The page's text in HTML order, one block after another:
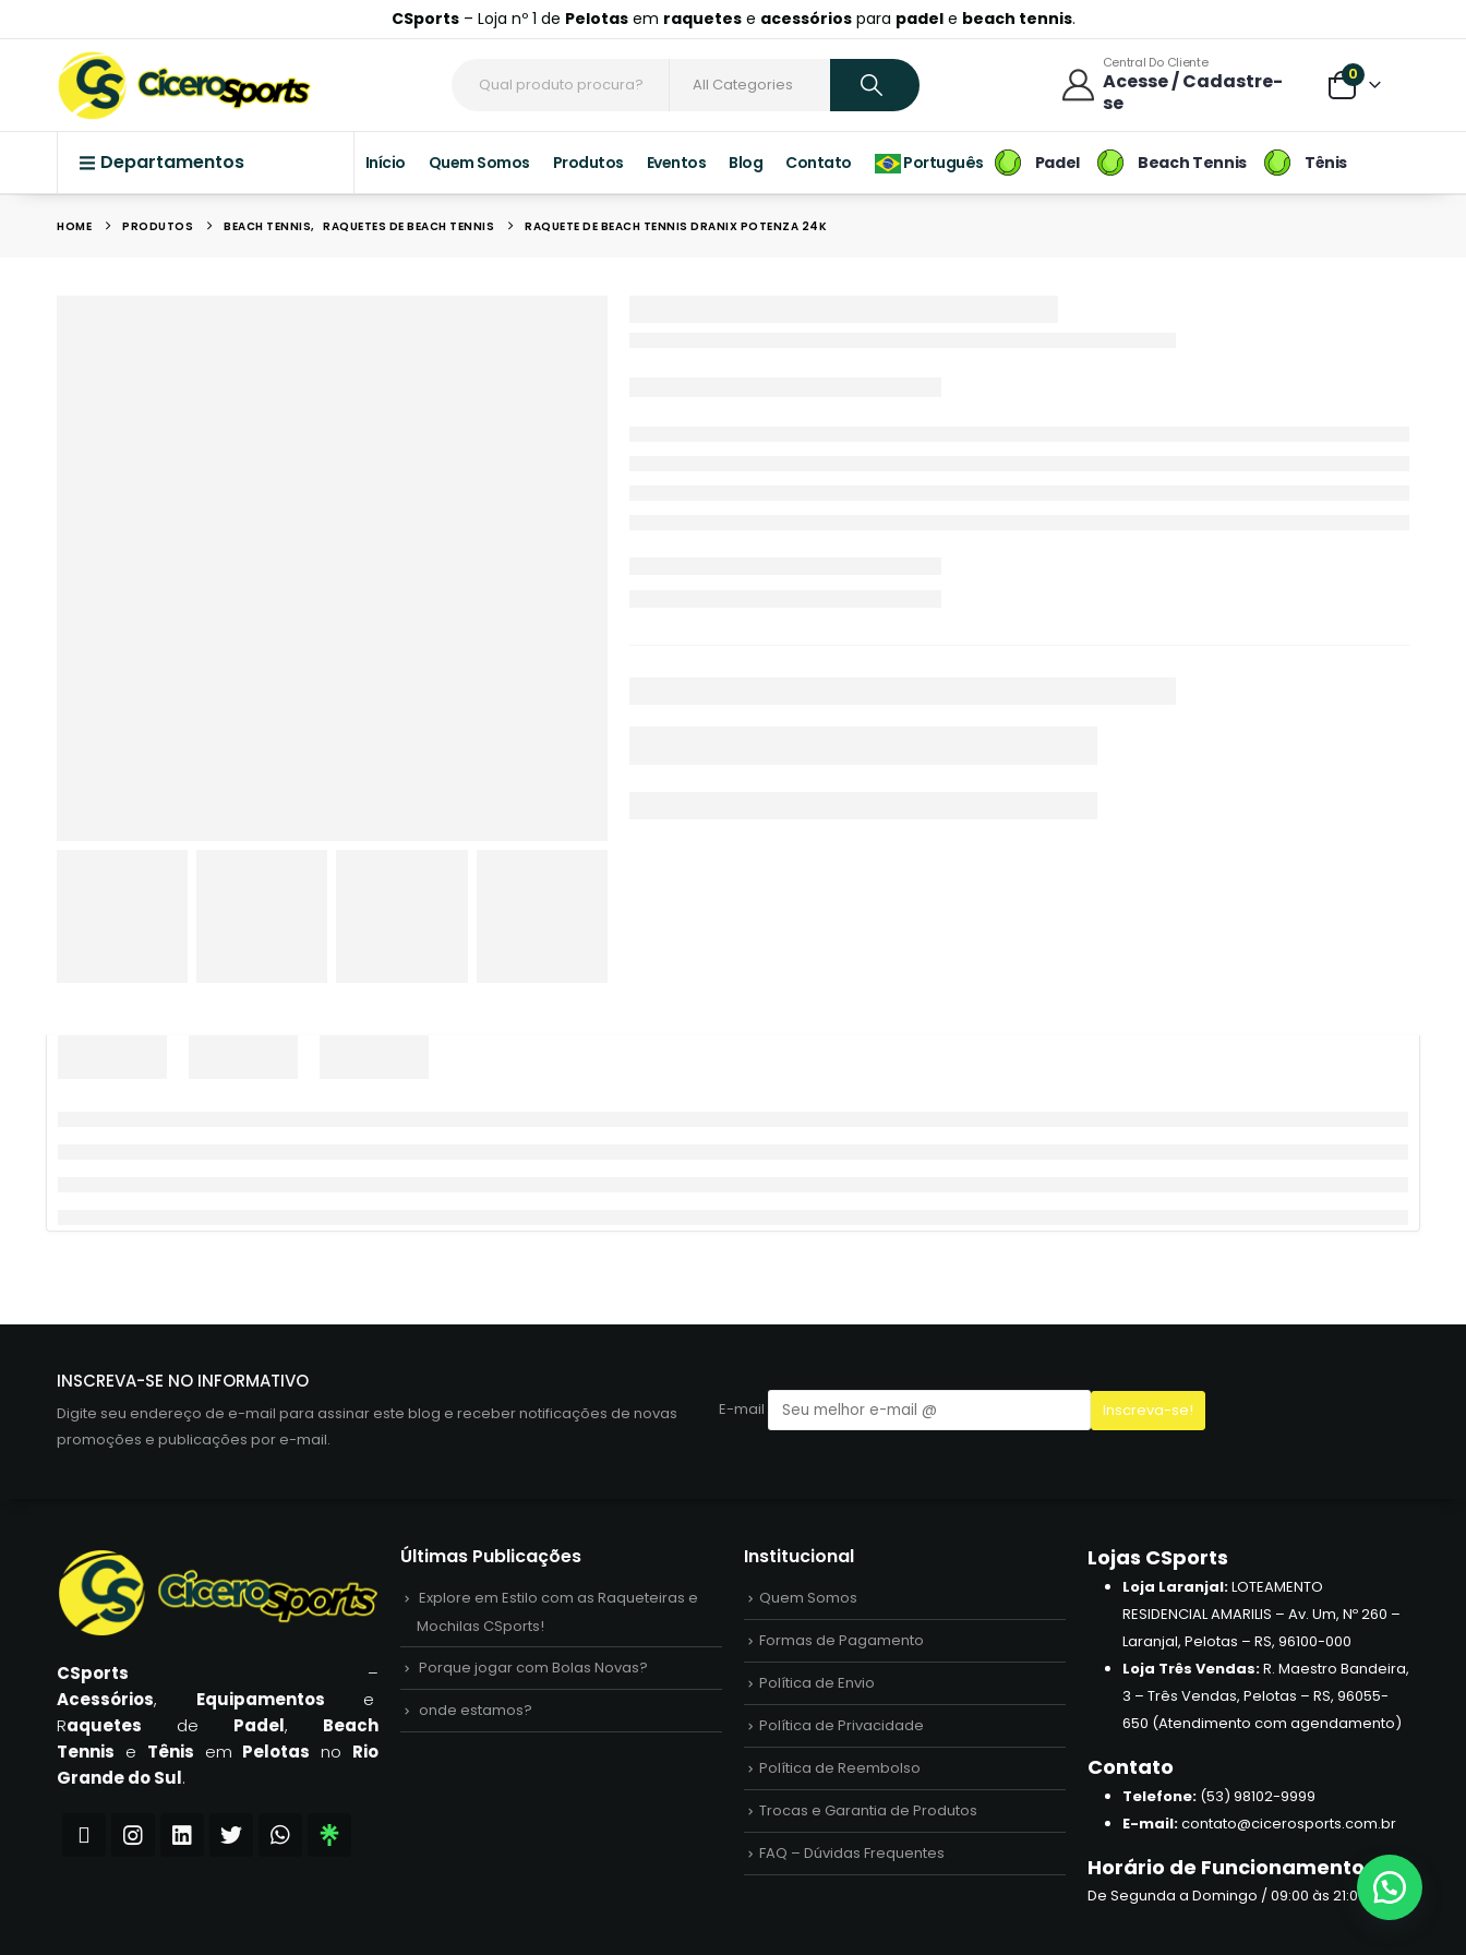
CSports– Loja nº 1 de Pelotasem raquetese acessóriospara padele beach tennis.
Central Do Cliente
Acesse / Cadastre-
se
0
Departamentos Início Quem Somos Produtos Eventos Blog Contato Português Padel Beach Tennis Tênis
HOME PRODUTOS BEACH TENNIS, RAQUETES DE BEACH TENNIS RAQUETE DE BEACH TENNIS DRANIX POTENZA 24K
INSCREVA-SE NO INFORMATIVO
Digite seu endereço de e-mail para assinar este blog e receber notificações de novas
promoções e publicações por e-mail.
E-mail
CSports –
Acessórios, Equipamentos e
Raquetes de Padel, Beach
Tennis e Tênis em Pelotas no Rio
Grande do Sul.
Últimas Publicações
Explore em Estilo com as Raqueteiras e
Mochilas CSports!
Porque jogar com Bolas Novas?
onde estamos?
Institucional
Quem Somos
Formas de Pagamento
Política de Envio
Política de Privacidade
Política de Reembolso
Trocas e Garantia de Produtos
FAQ – Dúvidas Frequentes
Lojas CSports
Loja Laranjal:LOTEAMENTO
RESIDENCIAL AMARILIS – Av. Um, Nº 260 –
Laranjal, Pelotas – RS, 96100-000
Loja Três Vendas:R. Maestro Bandeira,
3 – Três Vendas, Pelotas – RS, 96055-
650 (Atendimento com agendamento)
Contato
Telefone: (53) 98102-9999
E-mail:contato@cicerosports.com.br
Horário de Funcionamento
De Segunda a Domingo / 09:00 às 21:00hrs